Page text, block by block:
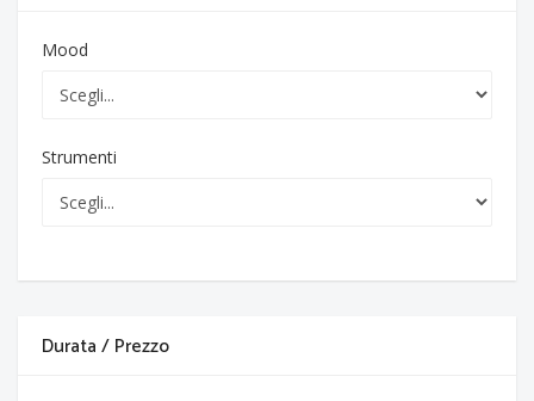
Mood
Strumenti
Durata / Prezzo